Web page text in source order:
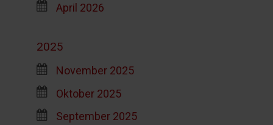
April 2026
2025
November 2025
Oktober 2025
September 2025